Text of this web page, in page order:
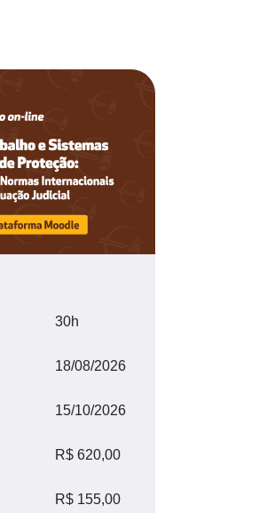
30h
18/08/2026
15/10/2026
R$ 620,00
R$ 155,00